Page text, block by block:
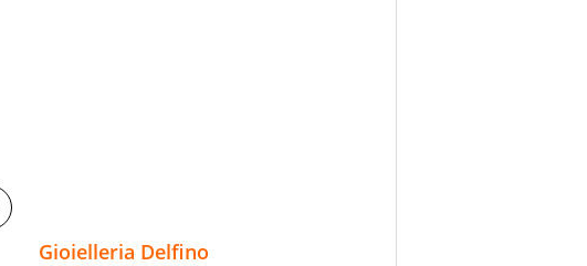
Gioielleria Delfino